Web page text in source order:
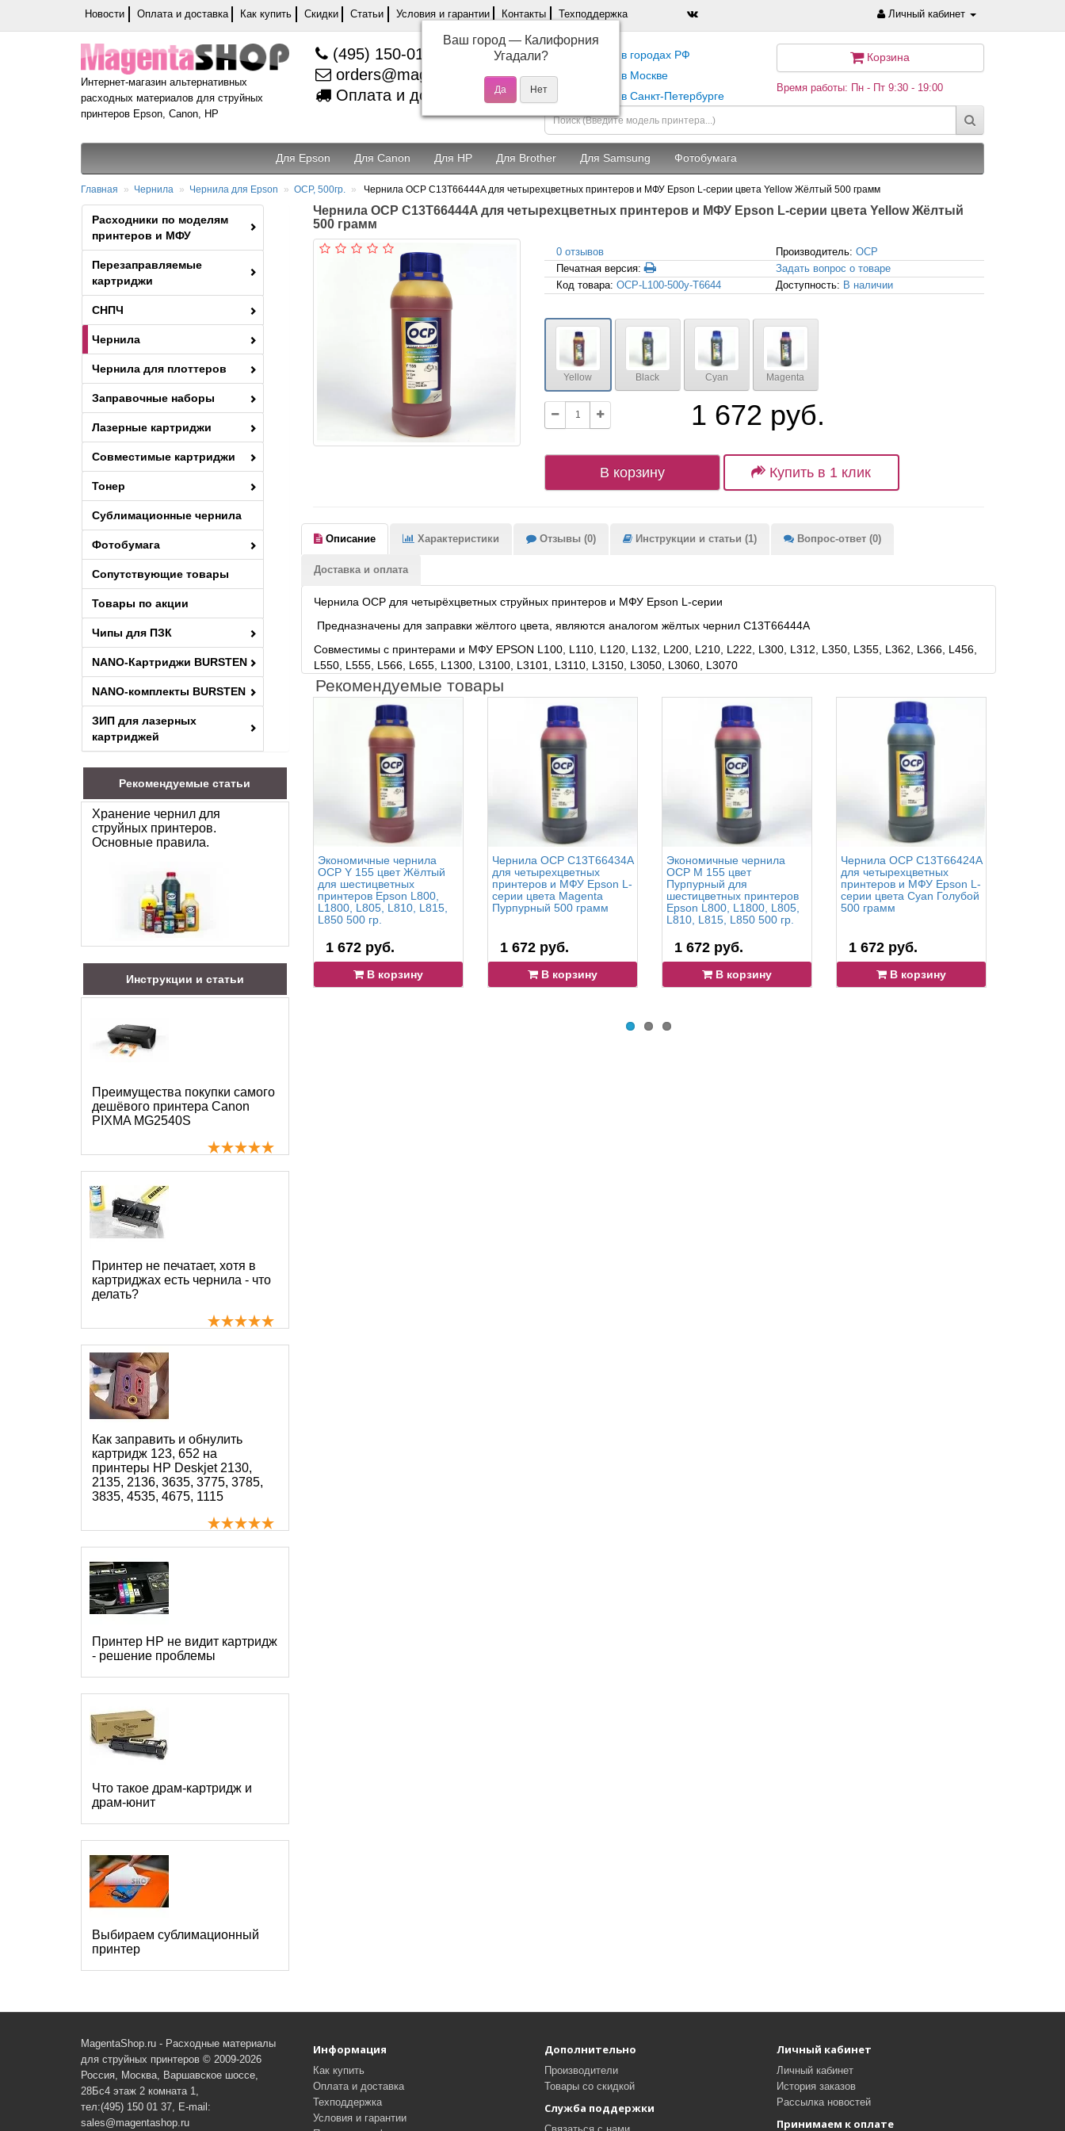
Новости Оплата и доставка Как купить Скидки Статьи Условия и гарантии Контакты Техподдержка Личный кабинет
Интернет-магазин альтернативных
расходных материалов для струйных
принтеров Epson, Canon, HP
(495) 150-01-37
orders@magentashop.ru
Оплата и доставка
Самовывоз в городах РФ
Самовывоз в Москве
Самовывоз в Санкт-Петербурге
Корзина
Время работы: Пн - Пт 9:30 - 19:00
Для Epson Для Canon Для HP Для Brother Для Samsung Фотобумага
Главная Чернила Чернила для Epson OCP, 500гр. Чернила OCP C13T66444A для четырехцветных принтеров и МФУ Epson L-серии цвета Yellow Жёлтый 500 грамм
Расходники по моделям
принтеров и МФУ
Перезаправляемые
картриджи
СНПЧ
Чернила
Чернила для плоттеров
Заправочные наборы
Лазерные картриджи
Совместимые картриджи
Тонер
Сублимационные чернила
Фотобумага
Сопутствующие товары
Товары по акции
Чипы для ПЗК
NANO-Картриджи BURSTEN
NANO-комплекты BURSTEN
ЗИП для лазерных
картриджей
Рекомендуемые статьи
Хранение чернил для
струйных принтеров.
Основные правила.
Инструкции и статьи
Преимущества покупки самого
дешёвого принтера Canon
PIXMA MG2540S
Принтер не печатает, хотя в
картриджах есть чернила - что
делать?
Как заправить и обнулить
картридж 123, 652 на
принтеры HP Deskjet 2130,
2135, 2136, 3635, 3775, 3785,
3835, 4535, 4675, 1115
Принтер HP не видит картридж
- решение проблемы
Что такое драм-картридж и
драм-юнит
Выбираем сублимационный
принтер
Чернила OCP C13T66444A для четырехцветных принтеров и МФУ Epson L-серии цвета Yellow Жёлтый
500 грамм
0 отзывов Производитель:OCP
Печатная версия:
Задать вопрос о товаре
Код товара: OCP-L100-500y-T6644 Доступность: В наличии
Yellow Black Cyan Magenta
1 672 руб.
В корзину Купить в 1 клик
Описание Характеристики Отзывы (0) Инструкции и статьи (1) Вопрос-ответ (0)
Доставка и оплата
Чернила OCP для четырёхцветных струйных принтеров и МФУ Epson L-серии
Предназначены для заправки жёлтого цвета, являются аналогом жёлтых чернил C13T66444A
Совместимы с принтерами и МФУ EPSON L100, L110, L120, L132, L200, L210, L222, L300, L312, L350, L355, L362, L366, L456,
L550, L555, L566, L655, L1300, L3100, L3101, L3110, L3150, L3050, L3060, L3070
Рекомендуемые товары
Экономичные чернила
OCP Y 155 цвет Жёлтый
для шестицветных
принтеров Epson L800,
L1800, L805, L810, L815,
L850 500 гр.
1 672 руб.
В корзину
Чернила OCP C13T66434A
для четырехцветных
принтеров и МФУ Epson L-
серии цвета Magenta
Пурпурный 500 грамм
1 672 руб.
В корзину
Экономичные чернила
OCP M 155 цвет
Пурпурный для
шестицветных принтеров
Epson L800, L1800, L805,
L810, L815, L850 500 гр.
1 672 руб.
В корзину
Чернила OCP C13T66424A
для четырехцветных
принтеров и МФУ Epson L-
серии цвета Cyan Голубой
500 грамм
1 672 руб.
В корзину
MagentaShop.ru - Расходные материалы
для струйных принтеров © 2009-2026
Россия, Москва, Варшавское шоссе,
28Бс4 этаж 2 комната 1,
тел:(495) 150 01 37, E-mail:
sales@magentashop.ru
Информация
Как купить
Оплата и доставка
Техподдержка
Условия и гарантии
Дополнительно
Производители
Товары со скидкой
Служба поддержки
Ваш город — Калифорния
Угадали?
Личный кабинет
Личный кабинет
История заказов
Рассылка новостей
Принимаем к оплате